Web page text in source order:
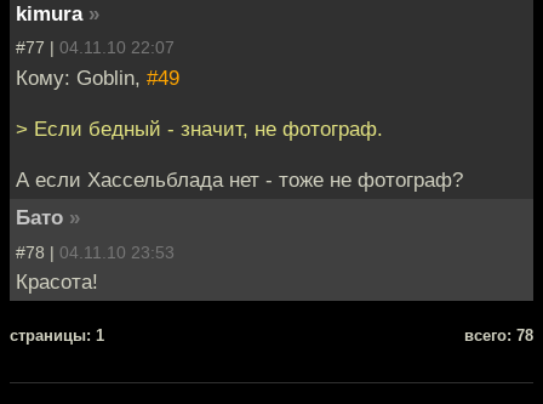
kimura »
#77 | 04.11.10 22:07
Кому: Goblin, #49
> Если бедный - значит, не фотограф.
А если Хассельблада нет - тоже не фотограф?
Бато »
#78 | 04.11.10 23:53
Красота!
cтраницы: 1 всего: 78